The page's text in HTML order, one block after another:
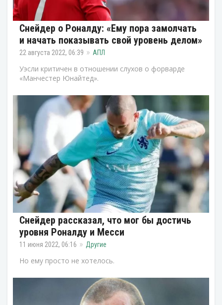
Снейдер о Роналду: «Ему пора замолчать
и начать показывать свой уровень делом»
22 августа 2022, 06:39 АПЛ
Уэсли критичен в отношении слухов о форварде
«Манчестер Юнайтед».
Снейдер рассказал, что мог бы достичь
уровня Роналду и Месси
11 июня 2022, 06:16 Другие
Но ему просто не хотелось.